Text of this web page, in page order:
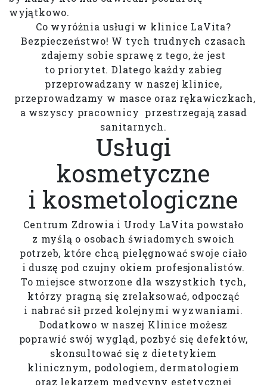
wyjątkowo.
Co wyróżnia usługi w klinice LaVita?
Bezpieczeństwo! W tych trudnych czasach
zdajemy sobie sprawę z tego, że jest
to priorytet. Dlatego każdy zabieg
przeprowadzany w naszej klinice,
przeprowadzamy w masce oraz rękawiczkach,
a wszyscy pracownicy przestrzegają zasad
sanitarnych.
Usługi
kosmetyczne
i kosmetologiczne
Centrum Zdrowia i Urody LaVita powstało
z myślą o osobach świadomych swoich
potrzeb, które chcą pielęgnować swoje ciało
i duszę pod czujny okiem profesjonalistów.
To miejsce stworzone dla wszystkich tych,
którzy pragną się zrelaksować, odpocząć
i nabrać sił przed kolejnymi wyzwaniami.
Dodatkowo w naszej Klinice możesz
poprawić swój wygląd, pozbyć się defektów,
skonsultować się z dietetykiem
klinicznym, podologiem, dermatologiem
oraz lekarzem medycyny estetycznej